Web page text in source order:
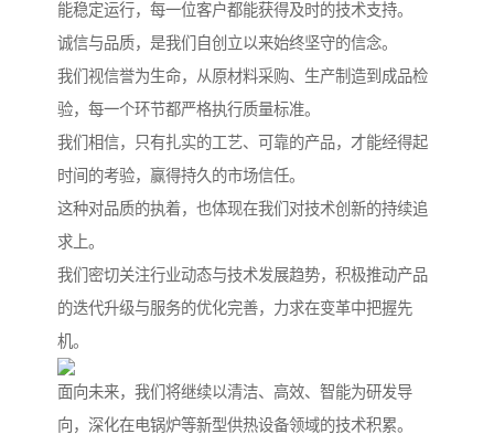
能稳定运行，每一位客户都能获得及时的技术支持。
诚信与品质，是我们自创立以来始终坚守的信念。
我们视信誉为生命，从原材料采购、生产制造到成品检
验，每一个环节都严格执行质量标准。
我们相信，只有扎实的工艺、可靠的产品，才能经得起
时间的考验，赢得持久的市场信任。
这种对品质的执着，也体现在我们对技术创新的持续追
求上。
我们密切关注行业动态与技术发展趋势，积极推动产品
的迭代升级与服务的优化完善，力求在变革中把握先
机。
面向未来，我们将继续以清洁、高效、智能为研发导
向，深化在电锅炉等新型供热设备领域的技术积累。